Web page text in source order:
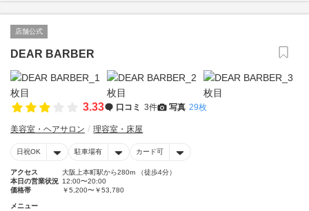
店舗公式
DEAR BARBER
3.33 口コミ 3件 写真 29枚
美容室・ヘアサロン 理容室・床屋
日祝OK 駐車場有 カード可
アクセス
大阪上本町駅から280m （徒歩4分）
本日の営業状況 12:00〜20:00
価格帯
￥5,200〜￥53,780
メニュー